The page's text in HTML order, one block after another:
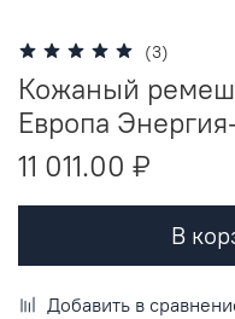
(3)
Кожаный
Европа
11 011.00 ₽
В
Добавить в